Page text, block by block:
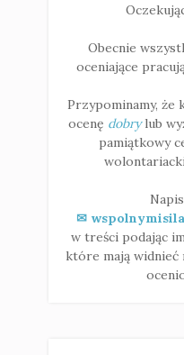
Obecnie
oceniające
Przypominamy, że
ocenę dobrylub
pamiątkowy
✉
w treści podając
które mają widnieć